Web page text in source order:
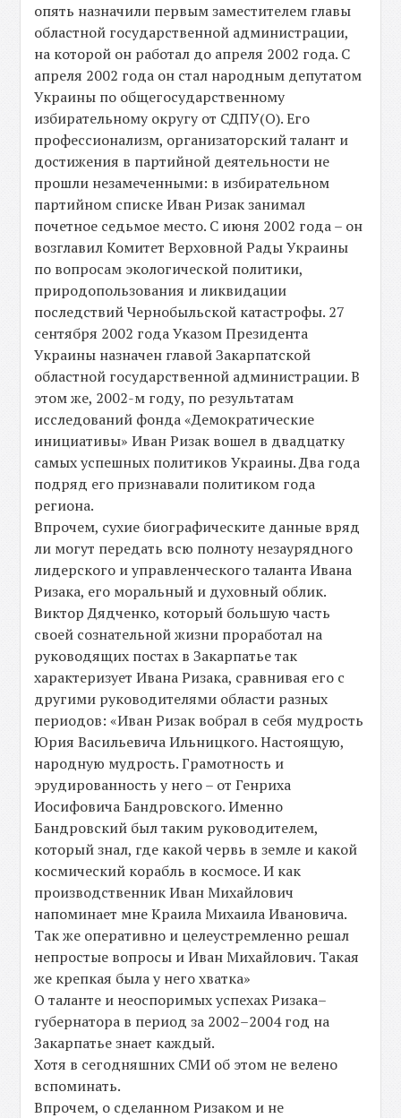
опять назначили первым заместителем главы
областной государственной администрации,
на которой он работал до апреля 2002 года. С
апреля 2002 года он стал народным депутатом
Украины по общегосударственному
избирательному округу от СДПУ(О). Его
профессионализм, организаторский талант и
достижения в партийной деятельности не
прошли незамеченными: в избирательном
партийном списке Иван Ризак занимал
почетное седьмое место. С июня 2002 года – он
возглавил Комитет Верховной Рады Украины
по вопросам экологической политики,
природопользования и ликвидации
последствий Чернобыльской катастрофы. 27
сентября 2002 года Указом Президента
Украины назначен главой Закарпатской
областной государственной администрации. В
этом же, 2002-м году, по результатам
исследований фонда «Демократические
инициативы» Иван Ризак вошел в двадцатку
самых успешных политиков Украины. Два года
подряд его признавали политиком года
региона.
Впрочем, сухие биографическите данные вряд
ли могут передать всю полноту незаурядного
лидерского и управленческого таланта Ивана
Ризака, его моральный и духовный облик.
Виктор Дядченко, который большую часть
своей сознательной жизни проработал на
руководящих постах в Закарпатье так
характеризует Ивана Ризака, сравнивая его с
другими руководителями области разных
периодов: «Иван Ризак вобрал в себя мудрость
Юрия Васильевича Ильницкого. Настоящую,
народную мудрость. Грамотность и
эрудированность у него – от Генриха
Иосифовича Бандровского. Именно
Бандровский был таким руководителем,
который знал, где какой червь в земле и какой
космический корабль в космосе. И как
производственник Иван Михайлович
напоминает мне Краила Михаила Ивановича.
Так же оперативно и целеустремленно решал
непростые вопросы и Иван Михайлович. Такая
же крепкая была у него хватка»
О таланте и неоспоримых успехах Ризака–
губернатора в период за 2002–2004 год на
Закарпатье знает каждый.
Хотя в сегодняшних СМИ об этом не велено
вспоминать.
Впрочем, о сделанном Ризаком и не